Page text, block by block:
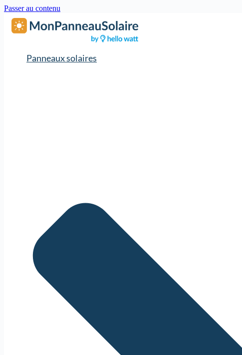
Passer au contenu
Panneaux solaires